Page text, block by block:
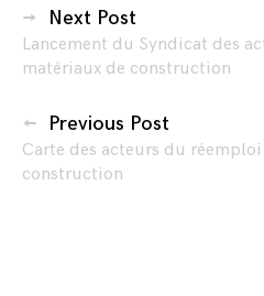
in
Sites
web
Navigation
des
Next Post
Lancement du Syndicat des
matériaux de construction
Previous Post
Carte des acteurs du
construction